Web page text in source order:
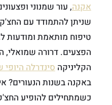
אקנה, עור שמנוני
שניתן להתמודד עם
טיפוח מותאמת ומודעות
הפצעים. דרורה
הקליניקהסינדרלה
באקנה בשנות הנעורים?
כשמתחילים להופיע